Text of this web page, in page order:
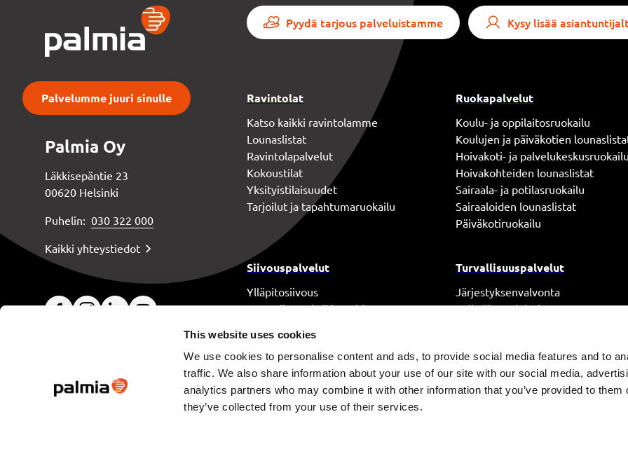
This website uses cookies
We use cookies to personalise content and ads, to provide social media features and to
traffic. We also share information about your use of our site with our social media,
analytics partners who may combine it with other information that you’ve provided to them
they’ve collected from your use of their services.
Palvelumme juuri sinulle
Palmia Oy
Läkkisepäntie 23
00620 Helsinki
Puhelin: 030 322 000
Kaikki yhteystiedot
Pyydä tarjous palveluistamme Kysy lisää
Ravintolat
Katso kaikki ravintolamme
Lounaslistat
Ravintolapalvelut
Kokoustilat
Yksityistilaisuudet
Tarjoilut ja tapahtumaruokailu
Ruokapalvelut
Koulu- ja oppilaitosruokailu
Koulujen ja päiväkotien
Hoivakoti- ja
Hoivakohteiden lounaslistat
Sairaala- ja potilasruokailu
Sairaaloiden lounaslistat
Päiväkotiruokailu
Siivouspalvelut
Ylläpitosiivous
Perussiivous ja ikkunoiden pesu
Laitoshuolto
Siivouksen asiantuntijapalvelut
Turvallisuuspalvelut
Järjestyksenvalvonta
Paikallisvartiointi
Hälytyskeskuspalvelut
Tapahtumaturvallisuus
Palo- ja turvallisuustekniikka